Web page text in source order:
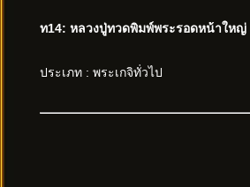
ท14: หลวงปู่ทวดพิมพ์พระรอดหน้าใหญ่
ประเภท : พระเกจิทั่วไป